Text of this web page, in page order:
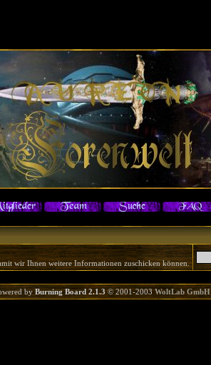
wir Ihnen weitere Informationen zuschicken können.
byBurning Board 2.1.3© 2001-2003WoltLab GmbH